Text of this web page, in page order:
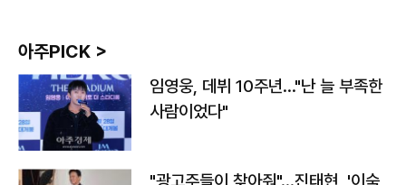
아주PICK >
임영웅, 데뷔 10주년…"난 늘 부족한
사람이었다"